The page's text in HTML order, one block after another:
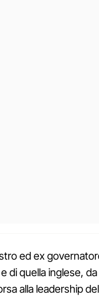
ed ex
di quella inglese,
alla leadership